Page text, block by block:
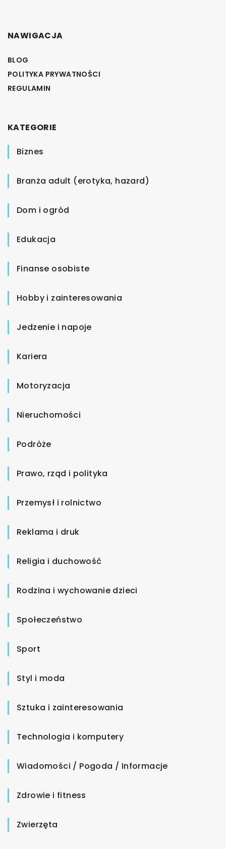
NAWIGACJA
BLOG
POLITYKA PRYWATNOŚCI
REGULAMIN
KATEGORIE
Biznes
Branża adult (erotyka, hazard)
Dom i ogród
Edukacja
Finanse osobiste
Hobby i zainteresowania
Jedzenie i napoje
Kariera
Motoryzacja
Nieruchomości
Podróże
Prawo, rząd i polityka
Przemysł i rolnictwo
Reklama i druk
Religia i duchowość
Rodzina i wychowanie dzieci
Społeczeństwo
Sport
Styl i moda
Sztuka i zainteresowania
Technologia i komputery
Wiadomości / Pogoda / Informacje
Zdrowie i fitness
Zwierzęta